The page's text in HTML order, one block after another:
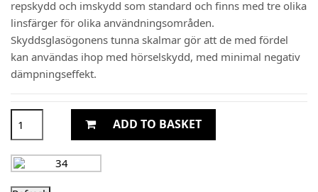
repskydd och imskydd som standard och finns med tre olika
linsfärger för olika användningsområden.
Skyddsglasögonens tunna skalmar gör att de med fördel
kan användas ihop med hörselskydd, med minimal negativ
dämpningseffekt.
ADD TO BASKET